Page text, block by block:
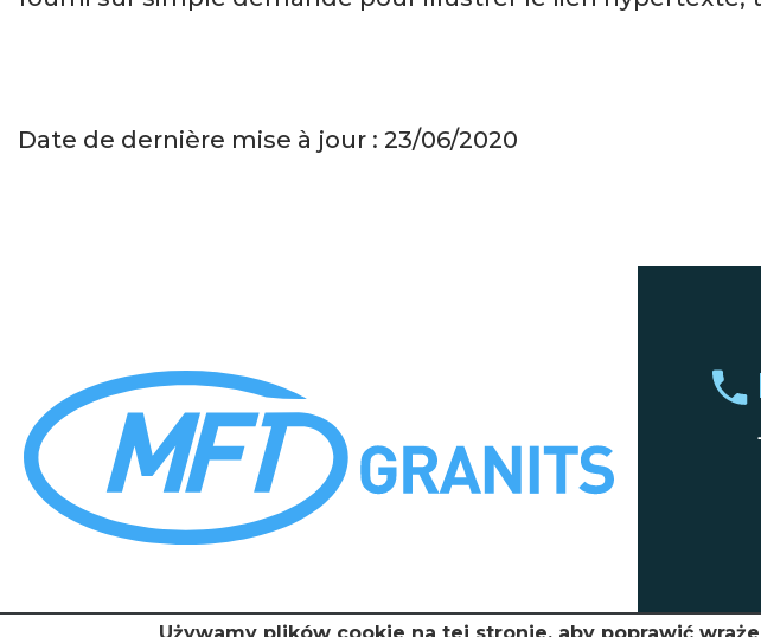
Date de dernière mise à jour : 23/06/2020